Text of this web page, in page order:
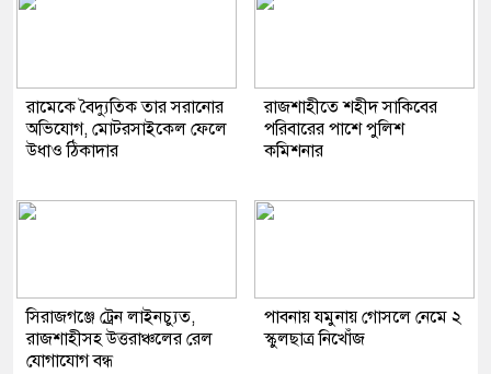
রামেকে বৈদ্যুতিক তার সরানোর
অভিযোগ, মোটরসাইকেল ফেলে
উধাও ঠিকাদার
রাজশাহীতে শহীদ সাকিবের
পরিবারের পাশে পুলিশ
কমিশনার
সিরাজগঞ্জে ট্রেন লাইনচ্যুত,
রাজশাহীসহ উত্তরাঞ্চলের রেল
যোগাযোগ বন্ধ
পাবনায় যমুনায় গোসলে নেমে ২
স্কুলছাত্র নিখোঁজ